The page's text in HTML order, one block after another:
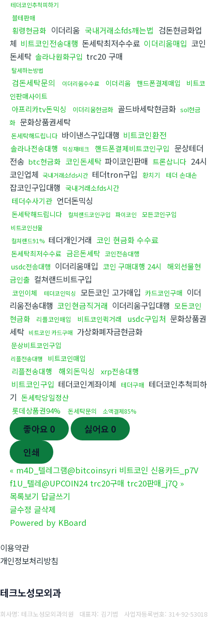
테더코인추척피하기
블테판매
횡령현금화 이더리움 국내거래소fds깨는법 검돈현금화업
체 비트코인전송대행 돈세탁최저수수료 이더리움매입 코인
돈세탁 솔라나원화구입 trc20 구매
탈세하는방법
검돈세탁문의 이더리움수수료 이더리움 핸드폰결제매입
비트코
인판매사이트
아프리카tv돈믹싱 이더리움현금화 골드바세탁현금화 sol현금
화 문화상품권세탁
돈세탁해드립니다 바이낸스구입대행 비트코인환전
솔라나전송대행 믹싱재테크 핸드폰결제비트코인구입 문상테더
전송 btc현금화 코인돈세탁 파이코인판매 트론삽니다 24시
코인업체 국내거래소fds시간 테더tron구입 환치기 테더 손대손
잡코인구입대행 국내거래소fds시간
테더수사기관 언더돈믹싱
돈세탁해드립니다 컬쳐랜드코인구입 파이코인 모든코인구입
비트코인선물
컬쳐랜드91% 테더개인거래 코인 현금화 수수료
돈세탁최저수수료 금은돈세탁 코인전송대행
usdc전송대행 이더리움매입 코인 구매대행 24시
해외선물현
금인출 컬쳐랜드비트구입
코인이체 테더코인믹싱 모든코인 고가매입 카드코인구매 이더
리움전송대행 코인현금직거래 이더리움구입대행 모든코인
현금화
리플코인매입 비트코인퀵거래 usdc구입처 문화상품권
세탁 비트코인 카드구매 가상화폐자금현금화
문상비트코인구입
리플전송대행 비트코인매입
리플전송대행 해외돈믹싱 xrp전송대행
비트코인구입 테더코인계좌이체 테더구매 테더코인추척피하
기 돈세탁당일정산
롯데상품권94%
돈세탁문의 소액결제85%
좋아요 0 싫어요 0
인쇄
« m4D_텔레그램@bitcoinsyri 비트코인 신용카드_p7V
f1U_텔레@UPCOIN24 trc20구매 trc20판매_j7Q »
목록보기 답글쓰기
글수정 글삭제
Powered by KBoard
이용약관
개인정보처리방침
테크노성모외과
회사명: 테크노성모외과의원 대표자: 김기범 사업자등록번호: 314-92-53018